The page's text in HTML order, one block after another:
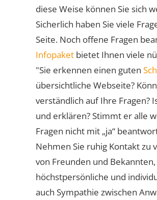
diese Weise können Sie sich
Sicherlich haben Sie viele
Seite. Noch offene Fragen
Infopaket bietet Ihnen viele
"Sie erkennen einen guten
übersichtliche Webseite?
verständlich auf Ihre Fragen?
und erklären? Stimmt er alle
Fragen nicht mit „ja“
Nehmen Sie ruhig Kontakt zu
von Freunden und
höchstpersönliche und
auch Sympathie zwischen